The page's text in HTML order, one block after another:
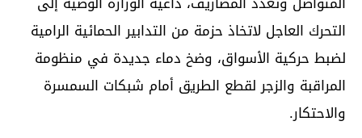
التحرك العاجل لاتخاذ حزمة من التدابير الحمائية الرامية
لضبط حركية الأسواق، وضخ دماء جديدة في منظومة
المراقبة والزجر لقطع الطريق أمام شبكات السمسرة
والاحتكار.